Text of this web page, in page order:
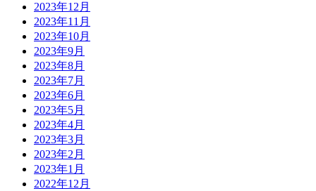
2023年12月
2023年11月
2023年10月
2023年9月
2023年8月
2023年7月
2023年6月
2023年5月
2023年4月
2023年3月
2023年2月
2023年1月
2022年12月